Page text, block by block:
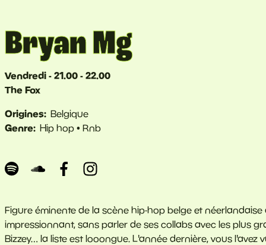
Bryan Mg
Vendredi - 21.00 - 22.00
The Fox
Origines
Belgique
Genre Hip hop Rnb
Figure éminente de la scène hip-hop belge et
impressionnant, sans parler de ses collabs avec les plus
Bizzey… la liste est looongue. L'année dernière, vous